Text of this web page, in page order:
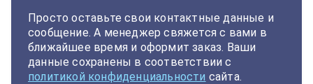
Просто оставьте свои контактные данные и
сообщение. А менеджер свяжется с вами в
ближайшее время и оформит заказ. Ваши
данные сохранены в соответствии с
политикой конфиденциальности сайта.